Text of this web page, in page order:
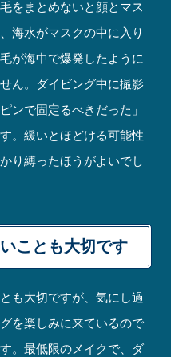
をまとめないと顔とマス
海水がマスクの中に入り
が海中で爆発したように
ん。ダイビング中に撮影
ンで固定るべきだった」
。緩いとほどける可能性
り縛ったほうがよいでし
ことも大切です
も大切ですが、気にし過
を楽しみに来ているので
。最低限のメイクで、ダ